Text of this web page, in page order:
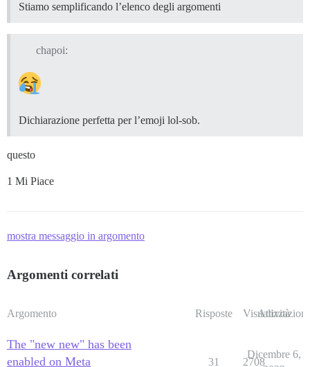
Stiamo semplificando l’elenco degli argomenti
chapoi:
Dichiarazione perfetta per l’emoji lol-sob.
questo
1 Mi Piace
mostra messaggio in argomento
Argomenti correlati
Argomento Risposte Visualizzazioni
Attività
The "new new" has been
enabled on Meta
31 2708
Dicembre 6,